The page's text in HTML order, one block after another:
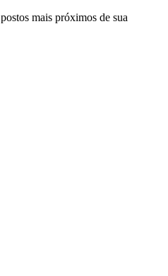
mais próximos de sua